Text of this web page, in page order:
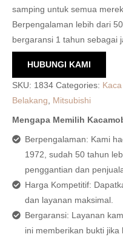
samping untuk semua
Berpengalaman lebih dari
bergaransi 1 tahun sebagai
HUBUNGI KAMI
SKU: 1834 Categories:
Belakang, Mitsubishi
Mengapa Memilih
Berpengalaman: Kami
1972, sudah 50 tahun
penggantian dan
Harga Kompetitif:
dan layanan maksimal.
Bergaransi: Layanan
ini memberikan bukti